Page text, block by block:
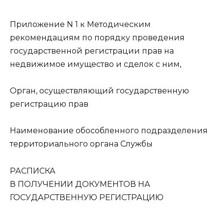
Приложение N 1 к Методическим
рекомендациям по порядку проведения
государственной регистрации прав на
недвижимое имущество и сделок с ним,
Орган, осуществляющий государственную
регистрацию прав
Наименование обособленного подразделения
территориального органа Службы
РАСПИСКА
В ПОЛУЧЕНИИ ДОКУМЕНТОВ НА
ГОСУДАРСТВЕННУЮ РЕГИСТРАЦИЮ